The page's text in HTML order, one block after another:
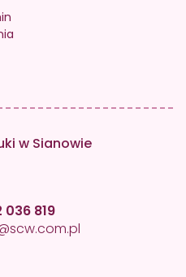
w Sianowie
036 819